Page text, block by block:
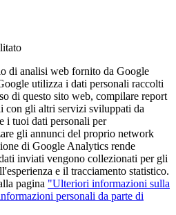
di analisi web fornito da Google
utilizza i dati personali raccolti
di questo sito web, compilare report
con gli altri servizi sviluppati da
i tuoi dati personali per
gli annunci del proprio network
di Google Analytics rende
inviati vengono collezionati per gli
e il tracciamento statistico.
pagina "Ulteriori informazioni sulla
personali da parte di